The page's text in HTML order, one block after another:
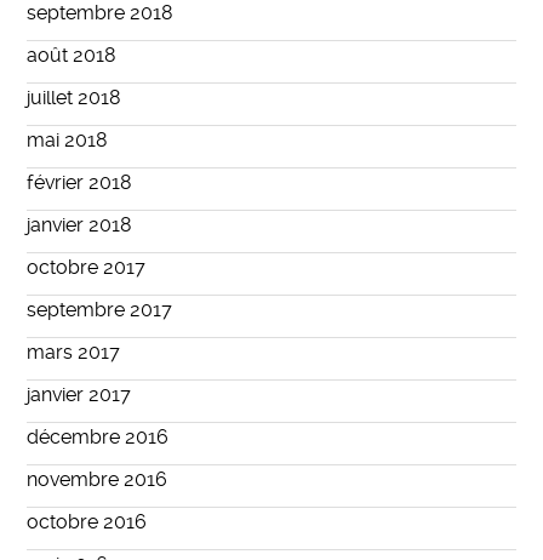
septembre 2018
août 2018
juillet 2018
mai 2018
février 2018
janvier 2018
octobre 2017
septembre 2017
mars 2017
janvier 2017
décembre 2016
novembre 2016
octobre 2016